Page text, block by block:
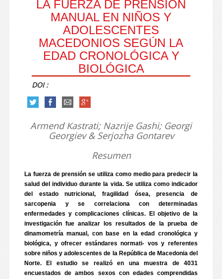
LA FUERZA DE PRENSIÓN
MANUAL EN NIÑOS Y
ADOLESCENTES
MACEDONIOS SEGÚN LA
EDAD CRONOLÓGICA Y
BIOLÓGICA
DOI :
Armend Kastrati; Nazrije Gashi; Georgi
Georgiev & Serjozha Gontarev
Resumen
La fuerza de prensión se utiliza como medio para predecir la
salud del individuo durante la vida. Se utiliza como indicador
del estado nutricional, fragilidad ósea, presencia de
sarcopenia y se correlaciona con determinadas
enfermedades y complicaciones clínicas. El objetivo de la
investigación fue analizar los resultados de la prueba de
dinamometría manual, con base en la edad cronológica y
biológica, y ofrecer estándares normati- vos y referentes
sobre niños y adolescentes de la República de Macedonia del
Norte. El estudio se realizó en una muestra de 4031
encuestados de ambos sexos con edades comprendidas